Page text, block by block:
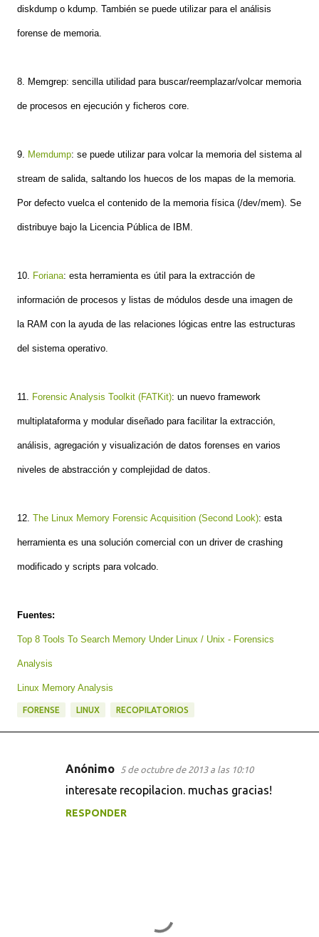
diskdump o kdump. También se puede utilizar para el análisis
forense de memoria.
8. Memgrep: sencilla utilidad para buscar/reemplazar/volcar memoria
de procesos en ejecución y ficheros core.
9. Memdump: se puede utilizar para volcar la memoria del sistema al
stream de salida, saltando los huecos de los mapas de la memoria.
Por defecto vuelca el contenido de la memoria física (/dev/mem). Se
distribuye bajo la Licencia Pública de IBM.
10. Foriana: esta herramienta es útil para la extracción de
información de procesos y listas de módulos desde una imagen de
la RAM con la ayuda de las relaciones lógicas entre las estructuras
del sistema operativo.
11. Forensic Analysis Toolkit (FATKit): un nuevo framework
multiplataforma y modular diseñado para facilitar la extracción,
análisis, agregación y visualización de datos forenses en varios
niveles de abstracción y complejidad de datos.
12. The Linux Memory Forensic Acquisition (Second Look): esta
herramienta es una solución comercial con un driver de crashing
modificado y scripts para volcado.
Fuentes:
Top 8 Tools To Search Memory Under Linux / Unix - Forensics
Analysis
Linux Memory Analysis
FORENSE LINUX RECOPILATORIOS
Anónimo 5 de octubre de 2013 a las 10:10
interesate recopilacion. muchas gracias!
RESPONDER